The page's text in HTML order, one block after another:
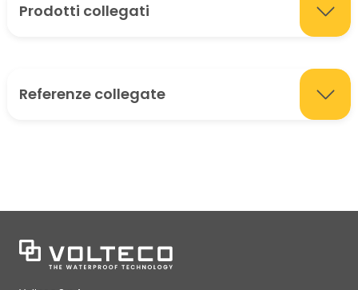
Prodotti collegati
Referenze collegate